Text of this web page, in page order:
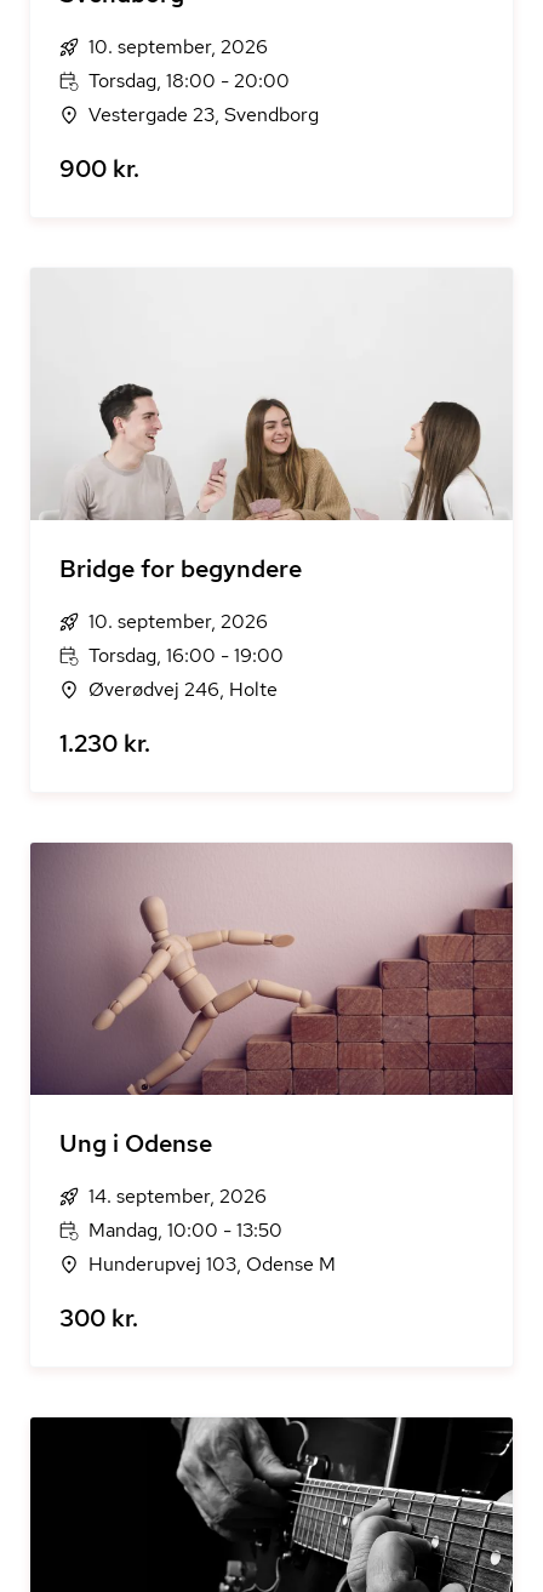
10. september, 2026
Torsdag, 18:00 - 20:00
Vestergade 23, Svendborg
900 kr.
Bridge for begyndere
10. september, 2026
Torsdag, 16:00 - 19:00
Øverødvej 246, Holte
1.230 kr.
Ung i Odense
14. september, 2026
Mandag, 10:00 - 13:50
Hunderupvej 103, Odense M
300 kr.